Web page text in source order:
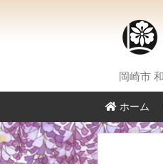
岡崎市
ホーム